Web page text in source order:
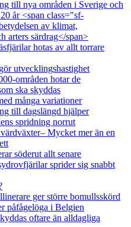
till nya områden i Sverige och
år <span class="sf-
av klimat,
arters särdrag</span>
hotas av allt torrare
utvecklingshastighet
områden hotar de
ska skyddas
många variationer
till dagslängd hjälper
spridning norrut
Mycket mer än en
söderut allt senare
sprider sig snabbt
ger större bomullsskörd
påfågelöga i Belgien
oftare än alldagliga